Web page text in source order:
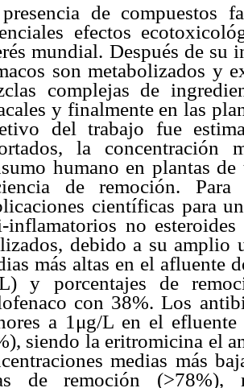
de compuestos
efectos
mundial. Después de su
son metabolizados y
complejas de
y finalmente en las
del trabajo fue
la concentración
humano en plantas
de remoción.
científicas para
inflamatorios no
debido a su amplio
más altas en el afluente
y porcentajes de
con 38%. Los
a 1μg/L en el
siendo la eritromicina el
medias más
de remoción (>78%),